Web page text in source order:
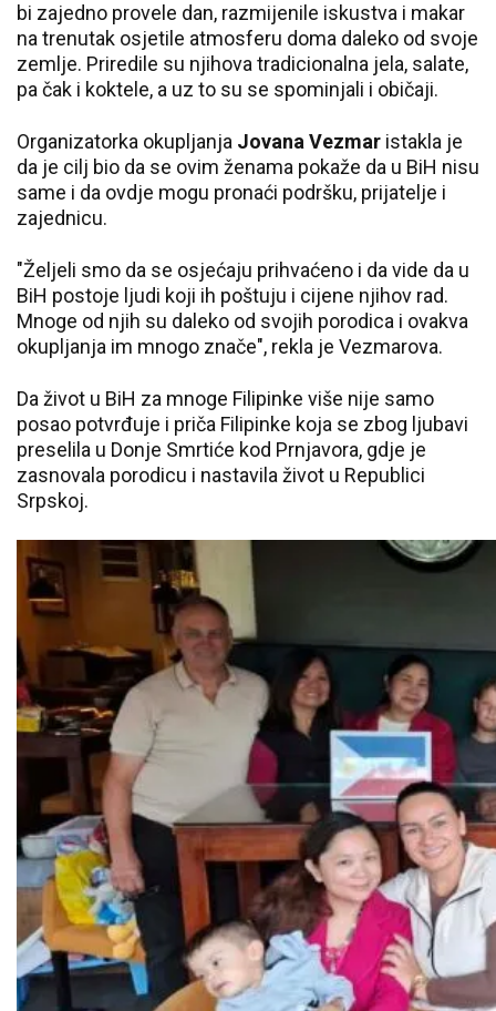
bi zajedno provele dan, razmijenile iskustva i makar
na trenutak osjetile atmosferu doma daleko od svoje
zemlje. Priredile su njihova tradicionalna jela, salate,
pa čak i koktele, a uz to su se spominjali i običaji.
Organizatorka okupljanja Jovana Vezmar istakla je
da je cilj bio da se ovim ženama pokaže da u BiH nisu
same i da ovdje mogu pronaći podršku, prijatelje i
zajednicu.
"Željeli smo da se osjećaju prihvaćeno i da vide da u
BiH postoje ljudi koji ih poštuju i cijene njihov rad.
Mnoge od njih su daleko od svojih porodica i ovakva
okupljanja im mnogo znače", rekla je Vezmarova.
Da život u BiH za mnoge Filipinke više nije samo
posao potvrđuje i priča Filipinke koja se zbog ljubavi
preselila u Donje Smrtiće kod Prnjavora, gdje je
zasnovala porodicu i nastavila život u Republici
Srpskoj.